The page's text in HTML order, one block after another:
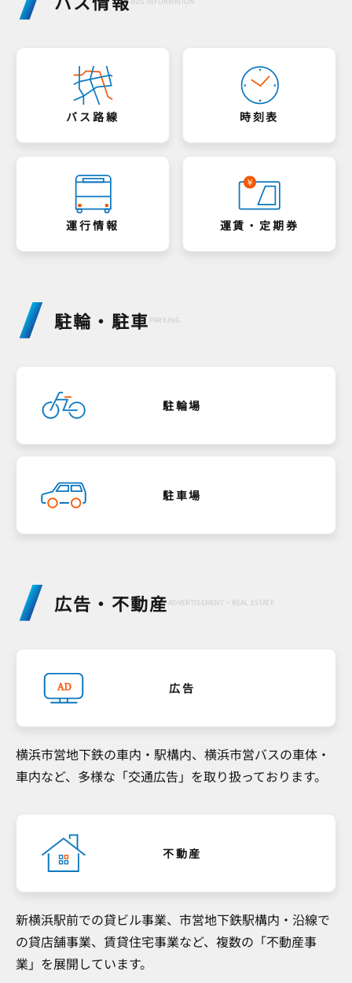
バス路線 時刻表
運行情報 運賃・定期券
駐輪・駐車 PARKING
駐輪場
駐車場
広告・不動産ADVERTISEMENT・REAL ESTATE
広告
横浜市営地下鉄の車内・駅構内、横浜市営バスの車体・
車内など、多様な「交通広告」を取り扱っております。
不動産
新横浜駅前での貸ビル事業、市営地下鉄駅構内・沿線で
の貸店舗事業、賃貸住宅事業など、複数の「不動産事
業」を展開しています。